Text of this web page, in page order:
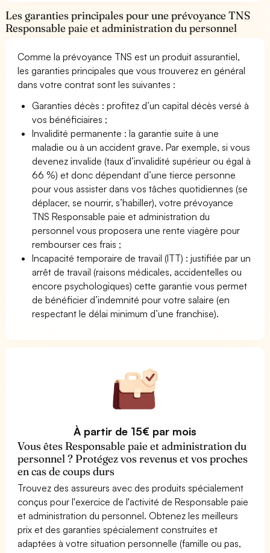
Les garanties principales pour une prévoyance TNS
Responsable paie et administration du personnel
Comme la prévoyance TNS est un produit assurantiel,
les garanties principales que vous trouverez en général
dans votre contrat sont les suivantes :
Garanties décès : profitez d’un capital décès versé à
vos bénéficiaires ;
Invalidité permanente : la garantie suite à une
maladie ou à un accident grave. Par exemple, si vous
devenez invalide (taux d’invalidité supérieur ou égal à
66 %) et donc dépendant d’une tierce personne
pour vous assister dans vos tâches quotidiennes (se
déplacer, se nourrir, s’habiller), votre prévoyance
TNS Responsable paie et administration du
personnel vous proposera une rente viagère pour
rembourser ces frais ;
Incapacité temporaire de travail (ITT) : justifiée par un
arrêt de travail (raisons médicales, accidentelles ou
encore psychologiques) cette garantie vous permet
de bénéficier d’indemnité pour votre salaire (en
respectant le délai minimum d’une franchise).
À partir de 15€ par mois
Vous êtes Responsable paie et administration du
personnel ? Protégez vos revenus et vos proches
en cas de coups durs
Trouvez des assureurs avec des produits spécialement
conçus pour l'exercice de l'activité de Responsable paie
et administration du personnel. Obtenez les meilleurs
prix et des garanties spécialement construites et
adaptées à votre situation personnelle (famille ou pas,